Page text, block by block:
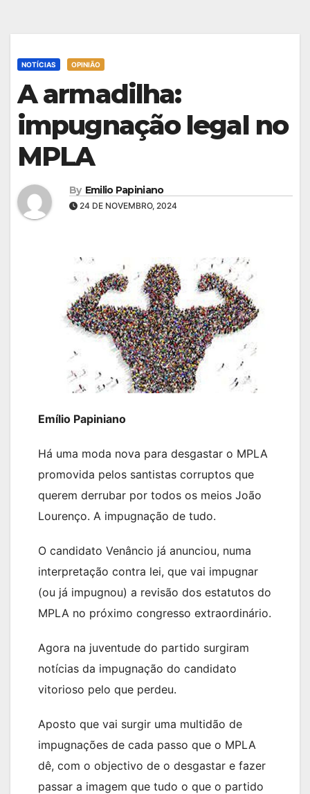
NOTÍCIAS OPINIÃO
A armadilha:
impugnação legal no
MPLA
By Emilio Papiniano
24 DE NOVEMBRO, 2024
Emílio Papiniano
Há uma moda nova para desgastar o MPLA
promovida pelos santistas corruptos que
querem derrubar por todos os meios João
Lourenço. A impugnação de tudo.
O candidato Venâncio já anunciou, numa
interpretação contra lei, que vai impugnar
(ou já impugnou) a revisão dos estatutos do
MPLA no próximo congresso extraordinário.
Agora na juventude do partido surgiram
notícias da impugnação do candidato
vitorioso pelo que perdeu.
Aposto que vai surgir uma multidão de
impugnações de cada passo que o MPLA
dê, com o objectivo de o desgastar e fazer
passar a imagem que tudo o que o partido